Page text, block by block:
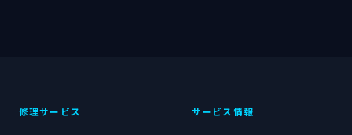
修理サービス サービス情報